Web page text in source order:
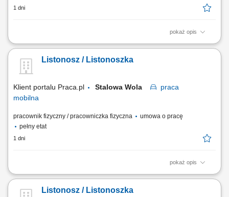
1 dni
pokaż opis
Przygotowanie korespondencji i przesyłek do doręczenia. Dostarczanie
obsługa klientów, w tym sprzedaż wybranych usług. Prowadzenie
dokumentacji i obsługa zadań przy użyciu tabletu.
Listonosz / Listonoszka
Klient portalu Praca.pl Stalowa Wola
praca
mobilna
pracownik fizyczny / pracowniczka fizyczna
umowa o pracę
pełny etat
1 dni
pokaż opis
Przygotowanie korespondencji i przesyłek do doręczenia. Dostarczanie
obsługa klientów, w tym sprzedaż wybranych usług. Prowadzenie
Listonosz / Listonoszka